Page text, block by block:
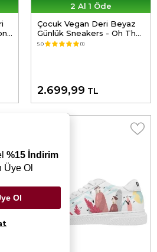
2 Al 1 Öde
Çocuk Vegan Deri Beyaz
Günlük Sneakers - Oh The
Bliss Tasarım
5.0 (1)
2.699,99 TL
%15 İndirim
Üye Ol
Ol